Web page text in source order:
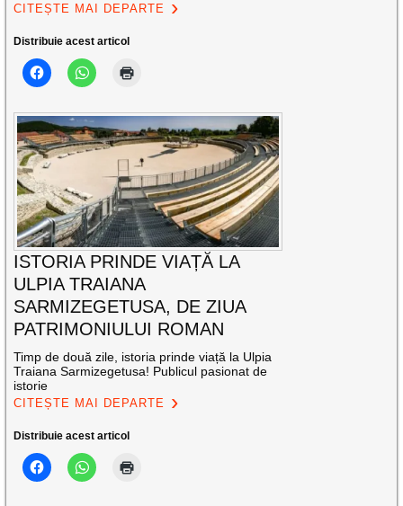
CITEȘTE MAI DEPARTE
Distribuie acest articol
ISTORIA PRINDE VIAȚĂ LA
ULPIA TRAIANA
SARMIZEGETUSA, DE ZIUA
PATRIMONIULUI ROMAN
Timp de două zile, istoria prinde viață la Ulpia
Traiana Sarmizegetusa! Publicul pasionat de
istorie
CITEȘTE MAI DEPARTE
Distribuie acest articol